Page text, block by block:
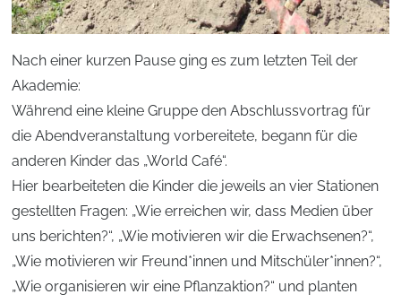
Nach einer kurzen Pause ging es zum letzten Teil der
Akademie:
Während eine kleine Gruppe den Abschlussvortrag für
die Abendveranstaltung vorbereitete, begann für die
anderen Kinder das „World Café“.
Hier bearbeiteten die Kinder die jeweils an vier Stationen
gestellten Fragen: „Wie erreichen wir, dass Medien über
uns berichten?“, „Wie motivieren wir die Erwachsenen?“,
„Wie motivieren wir Freund*innen und Mitschüler*innen?“,
„Wie organisieren wir eine Pflanzaktion?“ und planten